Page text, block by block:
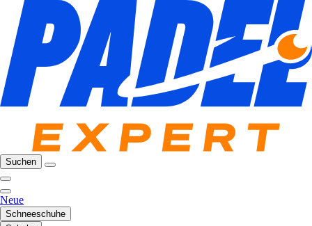
Suchen
Neue
Schneeschuhe